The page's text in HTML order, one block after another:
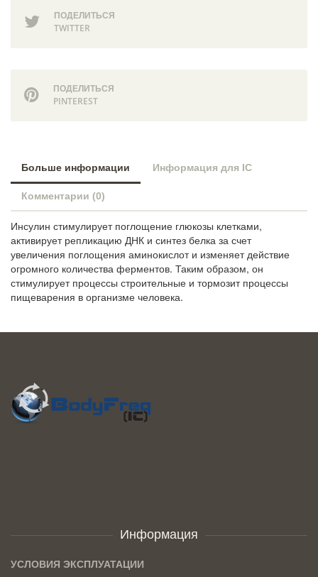
ПОДЕЛИТЬСЯ
TWITTER
ПОДЕЛИТЬСЯ
PINTEREST
Больше информации Информация для IC
Комментарии (0)
Инсулин стимулирует поглощение глюкозы клетками,
активирует репликацию ДНК и синтез белка за счет
увеличения поглощения аминокислот и изменяет действие
огромного количества ферментов. Таким образом, он
стимулирует процессы строительные и тормозит процессы
пищеварения в организме человека.
Информация
УСЛОВИЯ ЭКСПЛУАТАЦИИ